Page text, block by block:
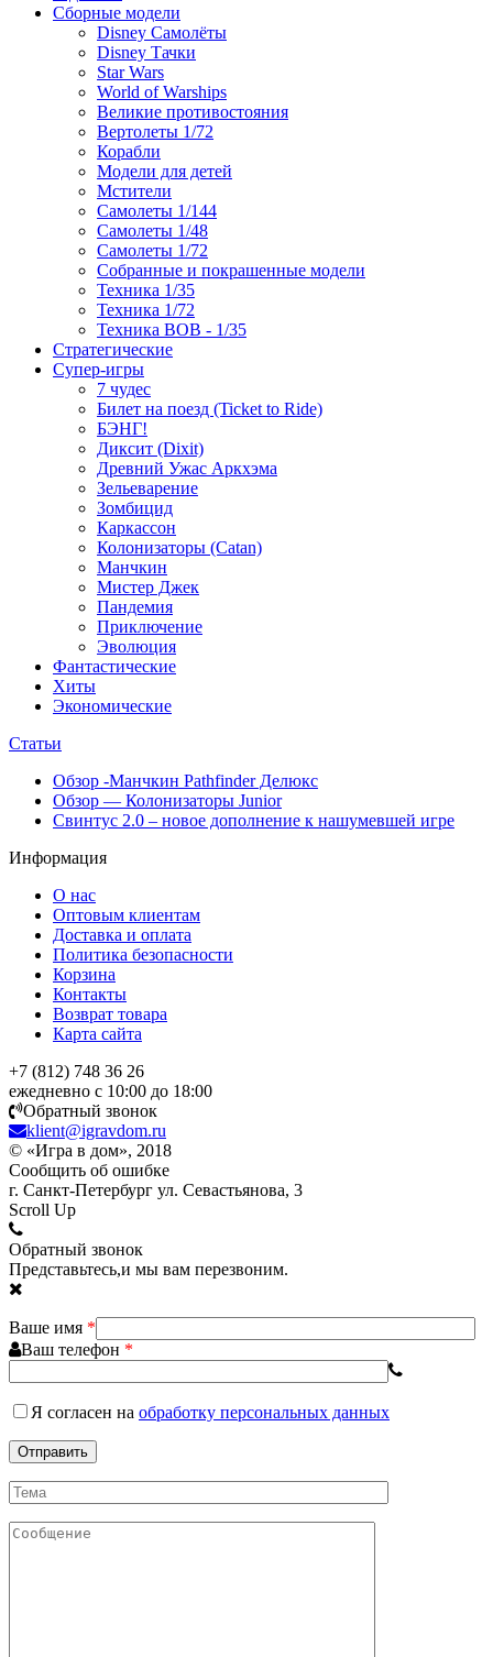
Сборные модели
Disney Самолёты
Disney Тачки
Star Wars
World of Warships
Великие противостояния
Вертолеты 1/72
Корабли
Модели для детей
Мстители
Самолеты 1/144
Самолеты 1/48
Самолеты 1/72
Собранные и покрашенные модели
Техника 1/35
Техника 1/72
Техника ВОВ - 1/35
Стратегические
Супер-игры
7 чудес
Билет на поезд (Ticket to Ride)
БЭНГ!
Диксит (Dixit)
Древний Ужас Аркхэма
Зельеварение
Зомбицид
Каркассон
Колонизаторы (Catan)
Манчкин
Мистер Джек
Пандемия
Приключение
Эволюция
Фантастические
Хиты
Экономические
Статьи
Обзор -Манчкин Pathfinder Делюкс
Обзор — Колонизаторы Junior
Свинтус 2.0 – новое дополнение к нашумевшей игре
Информация
О нас
Оптовым клиентам
Доставка и оплата
Политика безопасности
Корзина
Контакты
Возврат товара
Карта сайта
+7 (812) 748 36 26
ежедневно с 10:00 до 18:00
Обратный звонок
klient@igravdom.ru
© «Игра в дом», 2018
Сообщить об ошибке
г. Санкт-Петербург ул. Севастьянова, 3
Scroll Up
Обратный звонок
Представьтесь,и мы вам перезвоним.
Ваше имя *
Ваш телефон *
Я согласен на обработку персональных данных